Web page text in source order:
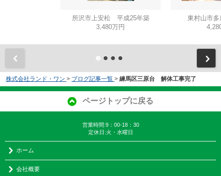
所沢市上安松 平成25年築
3,480万円
東村山市
株式会社ランド・ワン > ブログ記事一覧 > 練馬区三原台 解体工事完了
ページトップに戻る
営業時間:9：00-18：30
定休日:火・水曜日
ホーム
会社概要